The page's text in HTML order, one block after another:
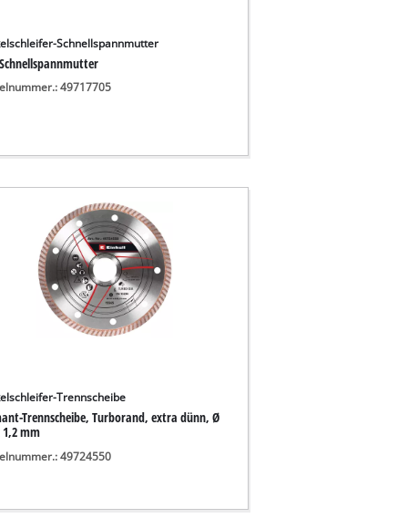
Schnellspannmutter
49717705
Trennscheibe
Trennscheibe, Turborand, extra dünn, Ø
1,2 mm
49724550